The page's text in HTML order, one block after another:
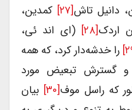
دانیل تاش[۲۷]
کمدین،
اردک[۲۸]
(ای اند ئی،
را خدشه‌دار کرد، که همه
گسترش تبعیض مورد
که راسل موف[۳۰]
بیان